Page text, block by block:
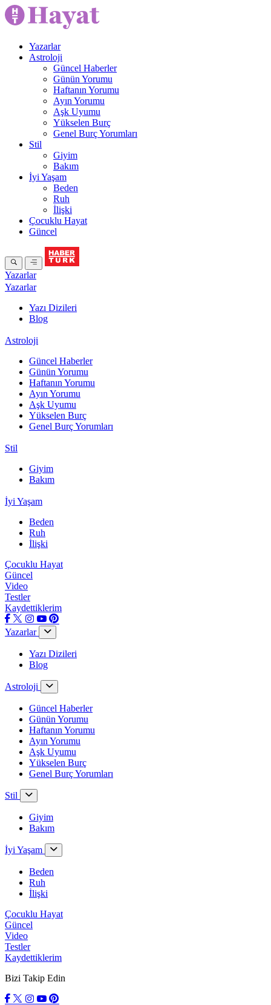
Yazarlar
Astroloji
Güncel Haberler
Günün Yorumu
Haftanın Yorumu
Ayın Yorumu
Aşk Uyumu
Yükselen Burç
Genel Burç Yorumları
Stil
Giyim
Bakım
İyi Yaşam
Beden
Ruh
İlişki
Çocuklu Hayat
Güncel
Yazarlar
Yazarlar
Yazı Dizileri
Blog
Astroloji
Güncel Haberler
Günün Yorumu
Haftanın Yorumu
Ayın Yorumu
Aşk Uyumu
Yükselen Burç
Genel Burç Yorumları
Stil
Giyim
Bakım
İyi Yaşam
Beden
Ruh
İlişki
Çocuklu Hayat
Güncel
Video
Testler
Kaydettiklerim
Yazarlar
Yazı Dizileri
Blog
Astroloji
Güncel Haberler
Günün Yorumu
Haftanın Yorumu
Ayın Yorumu
Aşk Uyumu
Yükselen Burç
Genel Burç Yorumları
Stil
Giyim
Bakım
İyi Yaşam
Beden
Ruh
İlişki
Çocuklu Hayat
Güncel
Video
Testler
Kaydettiklerim
Bizi Takip Edin